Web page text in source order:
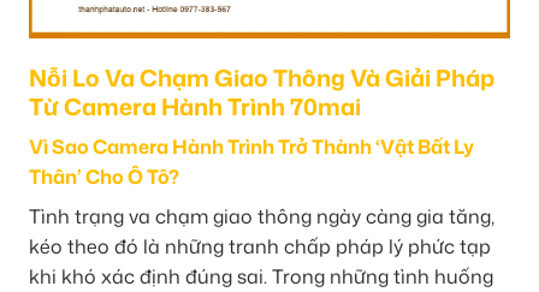
Nỗi Lo Va Chạm Giao Thông Và Giải Pháp
Từ Camera Hành Trình 70mai
Vì Sao Camera Hành Trình Trở Thành ‘Vật Bất Ly
Thân’ Cho Ô Tô?
Tình trạng va chạm giao thông ngày càng gia tăng,
kéo theo đó là những tranh chấp pháp lý phức tạp
khi khó xác định đúng sai. Trong những tình huống